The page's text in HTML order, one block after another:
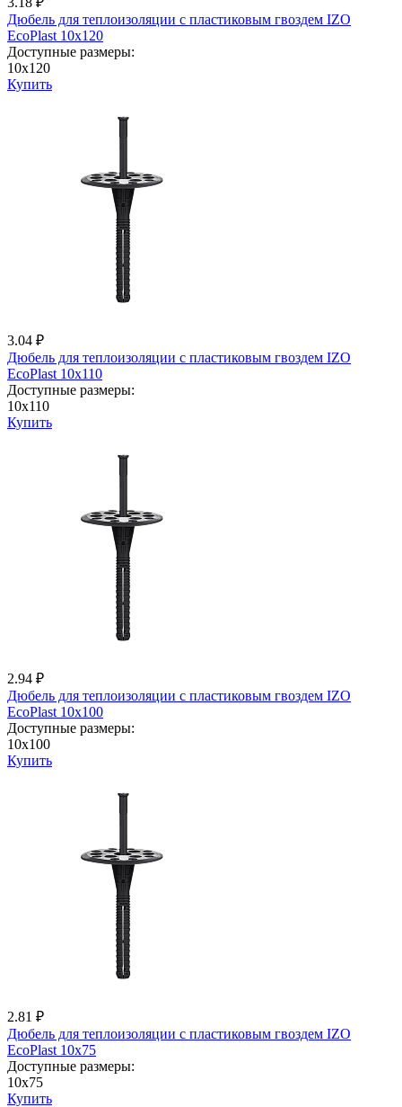
Дюбель для теплоизоляции с пластиковым гвоздем IZО
EcoPlast 10x120
Доступные размеры:
10x120
Купить
3.04 ₽
Дюбель для теплоизоляции с пластиковым гвоздем IZО
EcoPlast 10x110
Доступные размеры:
10x110
Купить
2.94 ₽
Дюбель для теплоизоляции с пластиковым гвоздем IZО
EcoPlast 10x100
Доступные размеры:
10x100
Купить
2.81 ₽
Дюбель для теплоизоляции с пластиковым гвоздем IZО
EcoPlast 10x75
Доступные размеры:
10x75
Купить